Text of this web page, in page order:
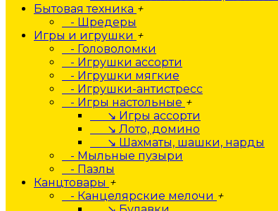
Бытовая техника +
- Шредеры
Игры и игрушки +
- Головоломки
- Игрушки ассорти
- Игрушки мягкие
- Игрушки-антистресс
- Игры настольные +
↘ Игры ассорти
↘ Лото, домино
↘ Шахматы, шашки, нарды
- Мыльные пузыри
- Пазлы
Канцтовары +
- Канцелярские мелочи +